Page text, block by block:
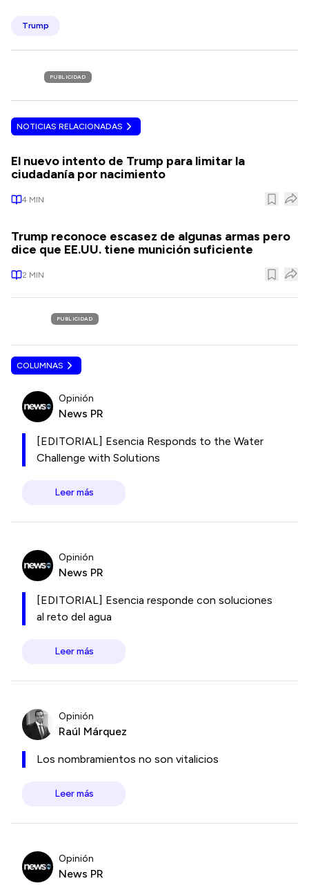
Trump
PUBLICIDAD
NOTICIAS RELACIONADAS
El nuevo intento de Trump para limitar la
ciudadanía por nacimiento
4 MIN
Trump reconoce escasez de algunas armas pero
dice que EE.UU. tiene munición suficiente
2 MIN
PUBLICIDAD
COLUMNAS
Opinión
News PR
[EDITORIAL] Esencia Responds to the Water
Challenge with Solutions
Leer más
Opinión
News PR
[EDITORIAL] Esencia responde con soluciones
al reto del agua
Leer más
Opinión
Raúl Márquez
Los nombramientos no son vitalicios
Leer más
Opinión
News PR